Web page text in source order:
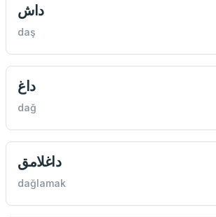
داش
daş
داغ
dağ
داغلامق
dağlamak